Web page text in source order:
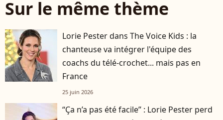
Sur le même thème
Lorie Pester dans The Voice Kids : la
chanteuse va intégrer l'équipe des
coachs du télé-crochet... mais pas en
France
25 juin 2026
“Ça n’a pas été facile” : Lorie Pester perd